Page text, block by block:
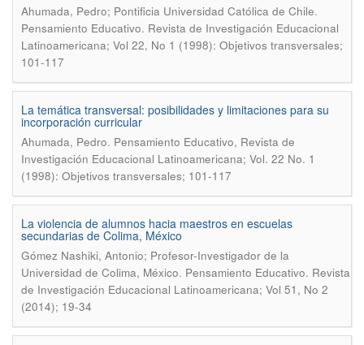
Ahumada, Pedro; Pontificia Universidad Católica de Chile.
Pensamiento Educativo. Revista de Investigación Educacional
Latinoamericana; Vol 22, No 1 (1998): Objetivos transversales;
101-117
La temática transversal: posibilidades y limitaciones para su
incorporación curricular
Ahumada, Pedro. Pensamiento Educativo, Revista de
Investigación Educacional Latinoamericana; Vol. 22 No. 1
(1998): Objetivos transversales; 101-117
La violencia de alumnos hacia maestros en escuelas
secundarias de Colima, México
Gómez Nashiki, Antonio; Profesor-Investigador de la
Universidad de Colima, México. Pensamiento Educativo. Revista
de Investigación Educacional Latinoamericana; Vol 51, No 2
(2014); 19-34